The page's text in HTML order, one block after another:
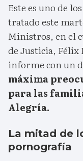
Este es uno de
tratado este
Ministros, en el
de Justicia, Félix
informe con un
máxima
para las
Alegría.
La mitad de
pornografía